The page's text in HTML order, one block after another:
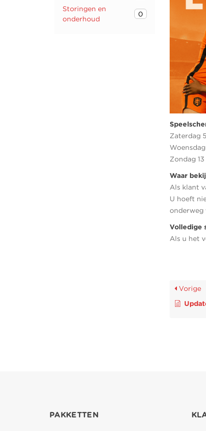
Storingen en
onderhoud
0
Zaterdag
Zondag
Waar
Als klant
U hoeft
onderweg
Volledige
Als u het
Vorige
Update
PAKKETTEN